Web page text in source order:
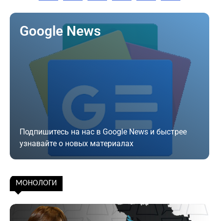
Google News
Подпишитесь на нас в Google News и быстрее
узнавайте о новых материалах
Подписаться
МОНОЛОГИ